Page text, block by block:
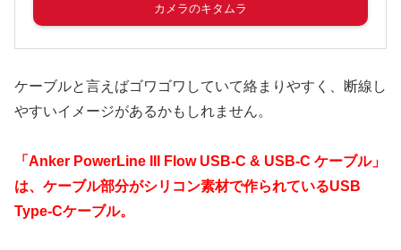
カメラのキタムラ
ケーブルと言えばゴワゴワしていて絡まりやすく、断線し
やすいイメージがあるかもしれません。
「Anker PowerLine III Flow USB-C & USB-C ケーブル」
は、ケーブル部分がシリコン素材で作られているUSB
Type-Cケーブル。